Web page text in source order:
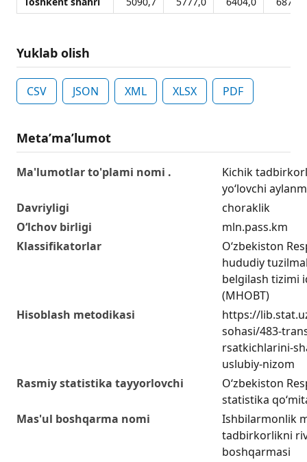
Yuklab olish
CSV JSON XML XLSX PDF
Metaʼmaʼlumot
Ma'lumotlar to'plami nomi .
Kichik
yoʻlovchi
Davriyligi
choraklik
O‘lchov birligi
mln.pass.km
Klassifikatorlar
O‘zbekiston
hududiy
belgilash tizimi
(MHOBT)
Hisoblash metodikasi
https://
sohasi/483-
rsatkichlarini-
uslubiy-nizom
Rasmiy statistika tayyorlovchi
O‘zbekiston
statistika
Mas'ul boshqarma nomi
Ishbilarmonlik
tadbirkorlikni
boshqarmasi